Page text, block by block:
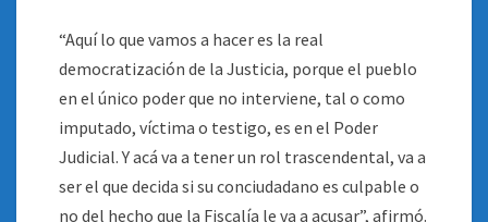
“Aquí lo que vamos a hacer es la real
democratización de la Justicia, porque el pueblo
en el único poder que no interviene, tal o como
imputado, víctima o testigo, es en el Poder
Judicial. Y acá va a tener un rol trascendental, va a
ser el que decida si su conciudadano es culpable o
no del hecho que la Fiscalía le va a acusar”, afirmó.